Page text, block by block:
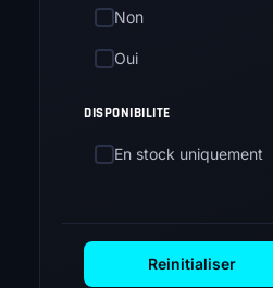
Non
Oui
DISPONIBILITE
En stock uniquement
Reinitialiser